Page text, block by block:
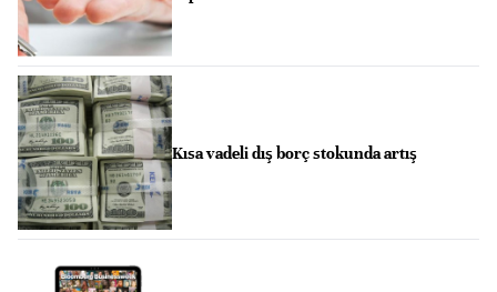
Kısa vadeli dış borç stokunda artış